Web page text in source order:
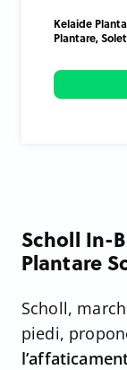
Kelaide
Plantare,
Scholl In-
Plantare
Scholl,
piedi,